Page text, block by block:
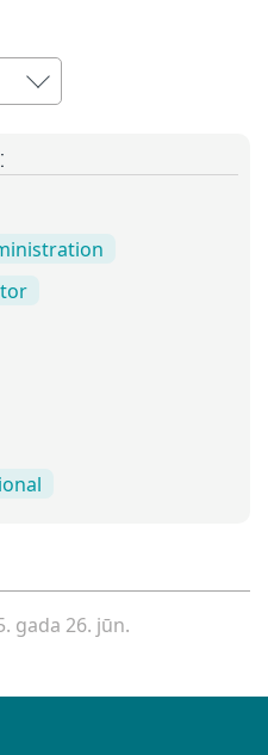
gada 26. jūn.